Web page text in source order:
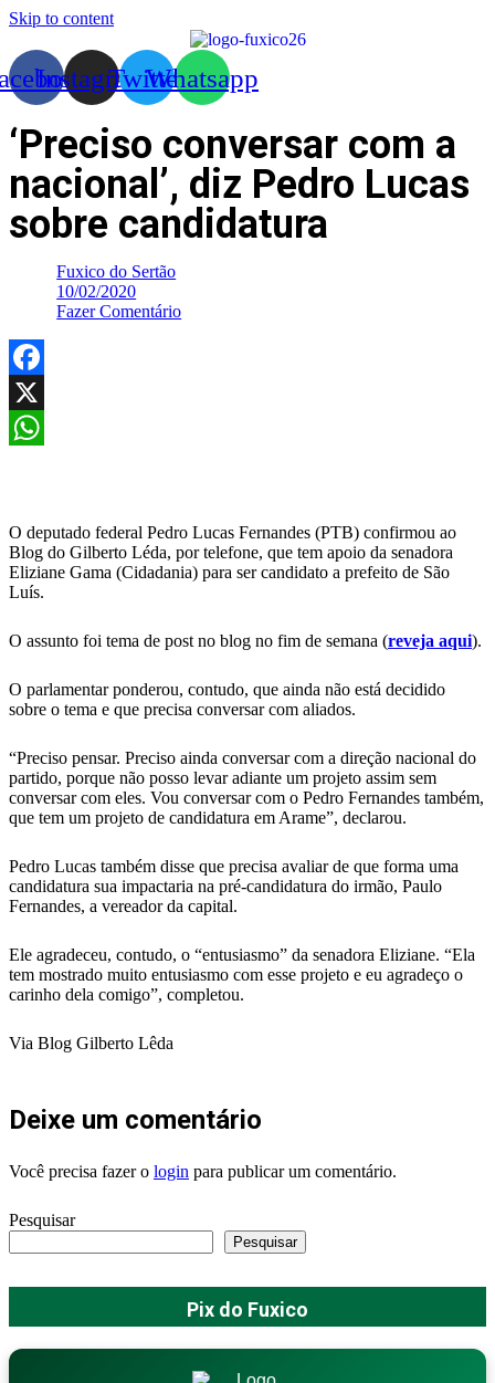
Skip to content
InstagramTwitterWhatsapp
‘Preciso conversar com a
nacional’, diz Pedro Lucas
sobre candidatura
Fuxico do Sertão
10/02/2020
Fazer Comentário
Facebook
X
O deputado federal Pedro Lucas Fernandes (PTB) confirmou ao
Blog do Gilberto Léda, por telefone, que tem apoio da senadora
Eliziane Gama (Cidadania) para ser candidato a prefeito de São
Luís.
O assunto foi tema de post no blog no fim de semana (reveja aqui).
O parlamentar ponderou, contudo, que ainda não está decidido
sobre o tema e que precisa conversar com aliados.
“Preciso pensar. Preciso ainda conversar com a direção nacional do
partido, porque não posso levar adiante um projeto assim sem
conversar com eles. Vou conversar com o Pedro Fernandes também,
que tem um projeto de candidatura em Arame”, declarou.
Pedro Lucas também disse que precisa avaliar de que forma uma
candidatura sua impactaria na pré-candidatura do irmão, Paulo
Fernandes, a vereador da capital.
Ele agradeceu, contudo, o “entusiasmo” da senadora Eliziane. “Ela
tem mostrado muito entusiasmo com esse projeto e eu agradeço o
carinho dela comigo”, completou.
Via Blog Gilberto Lêda
Deixe um comentário
Você precisa fazer o login para publicar um comentário.
Pesquisar
Pesquisar
Pix do Fuxico